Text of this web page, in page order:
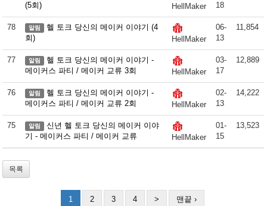
(5회)
HellMaker
18
78 알림
헬 토크 당신의 메이커 이야기 (4
회)
HellMaker
06-
13
11,854
77 알림
헬 토크 당신의 메이커 이야기 -
메이커스 파티 / 메이커 교류 3회
HellMaker
03-
17
12,889
76 알림
헬 토크 당신의 메이커 이야기 -
메이커스 파티 / 메이커 교류 2회
HellMaker
02-
13
14,222
75 알림
신년 헬 토크 당신의 메이커 이야
기 - 메이커스 파티 / 메이커 교류
HellMaker
01-
15
13,523
목록
1 2 3 4 > 맨끝 ›